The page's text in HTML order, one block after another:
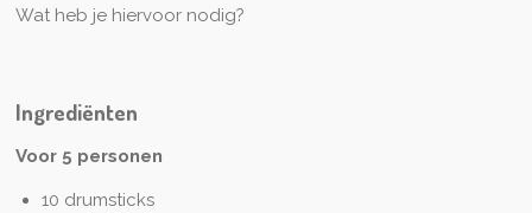
Wat heb je hiervoor nodig?
Ingrediënten
Voor 5 personen
10 drumsticks